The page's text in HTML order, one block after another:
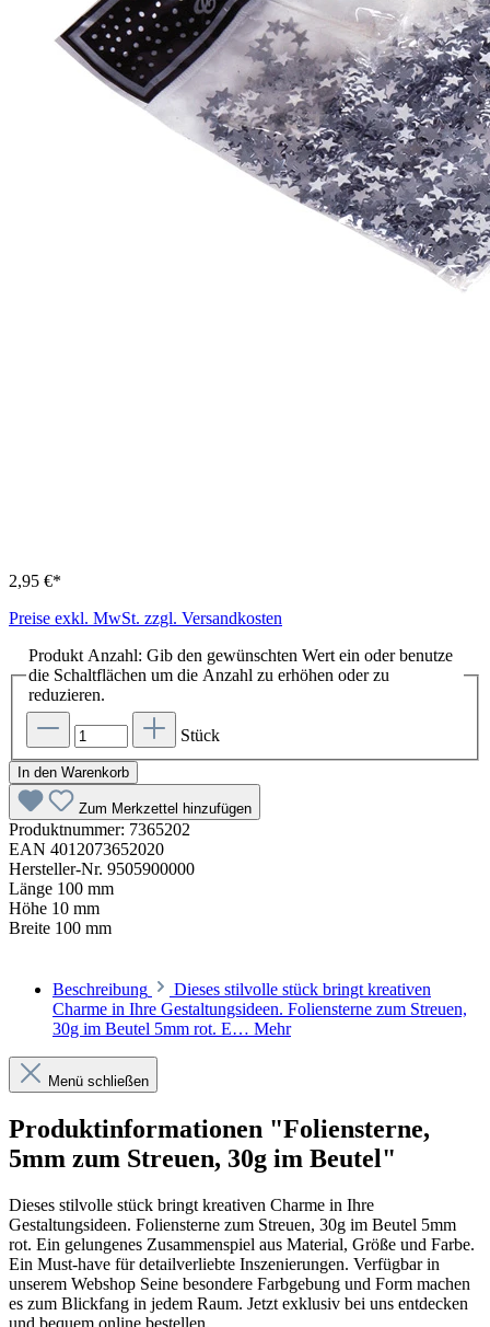
2,95 €*
Preise exkl. MwSt. zzgl. Versandkosten
Produkt Anzahl: Gib den gewünschten Wert ein oder benutze
die Schaltflächen um die Anzahl zu erhöhen oder zu
reduzieren.
Stück
In den Warenkorb
Zum Merkzettel hinzufügen
Produktnummer: 7365202
EAN 4012073652020
Hersteller-Nr. 9505900000
Länge 100 mm
Höhe 10 mm
Breite 100 mm
Beschreibung
Dieses stilvolle stück bringt kreativen
Charme in Ihre Gestaltungsideen. Foliensterne zum Streuen,
30g im Beutel 5mm rot. E… Mehr
Menü schließen
Produktinformationen "Foliensterne,
5mm zum Streuen, 30g im Beutel"
Dieses stilvolle stück bringt kreativen Charme in Ihre
Gestaltungsideen. Foliensterne zum Streuen, 30g im Beutel 5mm
rot. Ein gelungenes Zusammenspiel aus Material, Größe und Farbe.
Ein Must-have für detailverliebte Inszenierungen. Verfügbar in
unserem Webshop Seine besondere Farbgebung und Form machen
es zum Blickfang in jedem Raum. Jetzt exklusiv bei uns entdecken
und bequem online bestellen.